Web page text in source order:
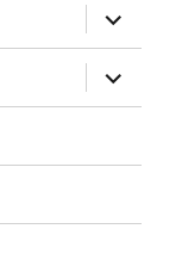
öffnen
öffnen